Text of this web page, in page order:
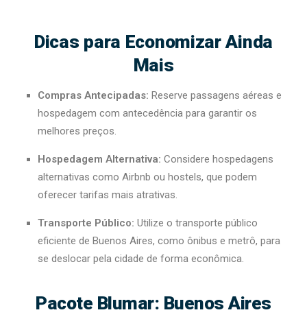
Dicas para Economizar Ainda
Mais
Compras Antecipadas: Reserve passagens aéreas e
hospedagem com antecedência para garantir os
melhores preços.
Hospedagem Alternativa: Considere hospedagens
alternativas como Airbnb ou hostels, que podem
oferecer tarifas mais atrativas.
Transporte Público: Utilize o transporte público
eficiente de Buenos Aires, como ônibus e metrô, para
se deslocar pela cidade de forma econômica.
Pacote Blumar: Buenos Aires